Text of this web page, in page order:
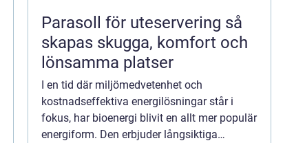
Parasoll för uteservering så
skapas skugga, komfort och
lönsamma platser
I en tid där miljömedvetenhet och
kostnadseffektiva energilösningar står i
fokus, har bioenergi blivit en allt mer populär
energiform. Den erbjuder långsiktiga